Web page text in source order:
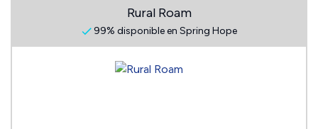
Rural Roam
99% disponible en Spring Hope